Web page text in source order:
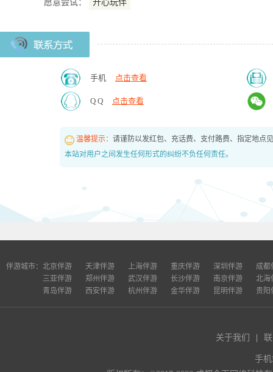
愿意尝试： 开心玩伴
手机 点击查看
Q Q 点击查看
温馨提示： 请谨防以发红包、充话费、支付路费、指定地点
本站对用户之间发生任何形式的纠纷不负任何责任。
伴游城市： 北京伴游 天津伴游 上海伴游 重庆伴游 深圳伴游
成都
三亚伴游
郑州伴游 武汉伴游 长沙伴游 南京伴游
北海
青岛伴游
西安伴游 杭州伴游 金华伴游 昆明伴游 贵阳
关于我们
手